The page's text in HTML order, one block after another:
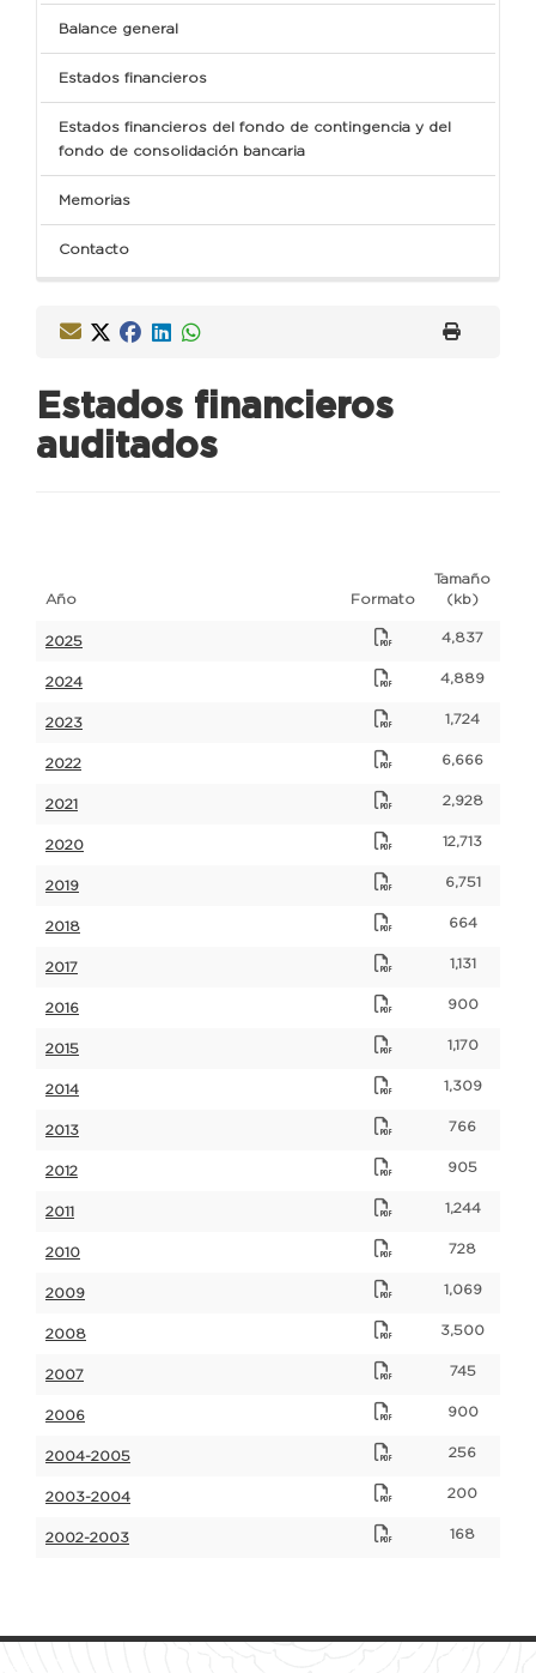
Balance general
Estados financieros
Estados financieros del fondo de contingencia y del
fondo de consolidación bancaria
Memorias
Contacto
Estados financieros
auditados
Año Formato
Tamaño
(kb)
2025 4,837
2024 4,889
2023 1,724
2022 6,666
2021 2,928
2020 12,713
2019 6,751
2018 664
2017 1,131
2016 900
2015 1,170
2014 1,309
2013 766
2012 905
2011 1,244
2010 728
2009 1,069
2008 3,500
2007 745
2006 900
2004-2005 256
2003-2004 200
2002-2003 168